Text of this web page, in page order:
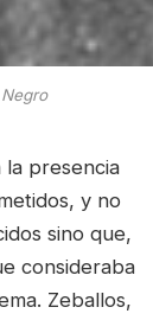
la presencia
y no
sino que,
consideraba
Zeballos,